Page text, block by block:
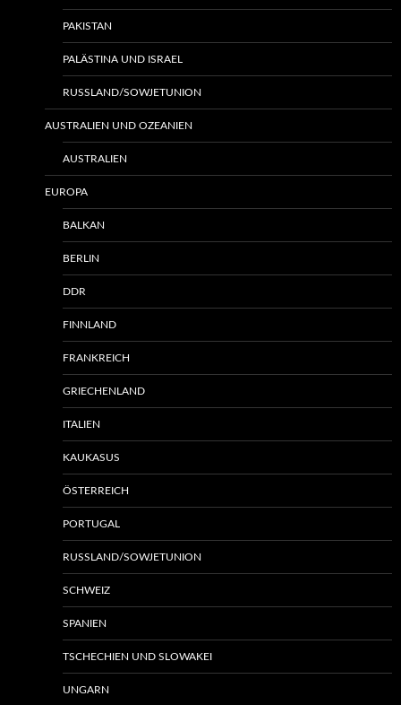
PAKISTAN
PALÄSTINA UND ISRAEL
RUSSLAND/SOWJETUNION
AUSTRALIEN UND OZEANIEN
AUSTRALIEN
EUROPA
BALKAN
BERLIN
DDR
FINNLAND
FRANKREICH
GRIECHENLAND
ITALIEN
KAUKASUS
ÖSTERREICH
PORTUGAL
RUSSLAND/SOWJETUNION
SCHWEIZ
SPANIEN
TSCHECHIEN UND SLOWAKEI
UNGARN